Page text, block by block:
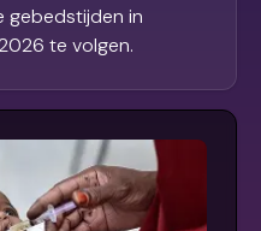
gebedstijden in
te volgen.